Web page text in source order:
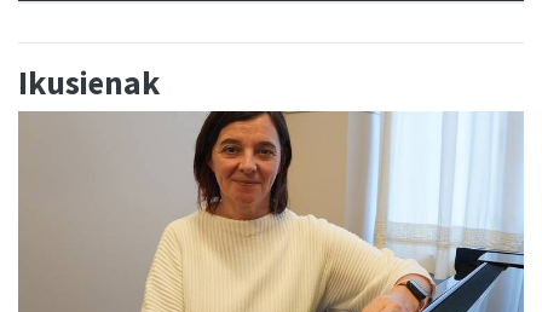
Ikusienak